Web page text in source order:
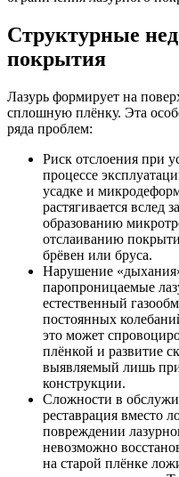
Структурные
покрытия
Лазурь формирует на
сплошную плёнку. Эта
ряда проблем:
Риск отслоения при
процессе
усадке и
растягивается вслед
образованию
отслаиванию
брёвен или бруса.
Нарушение
паропроницаемые
естественный
постоянных
это может
плёнкой и развитие
выявляемый лишь
конструкции.
Сложности в
реставрация вместо
повреждении
невозможно
на старой плёнке